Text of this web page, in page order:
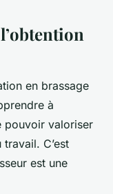
en brassage
à
pouvoir valoriser
C’est
est une